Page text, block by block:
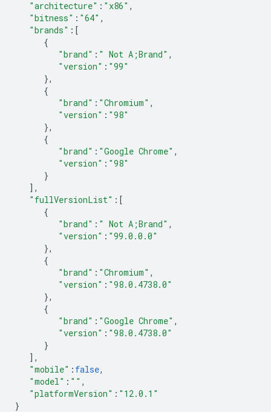
"architecture" : "x86" ,
"bitness" : "64" ,
"brands" : [
{
"brand" : " Not A;Brand" ,
"version" : "99"
},
{
"brand" : "Chromium" ,
"version" : "98"
},
{
"brand" : "Google Chrome" ,
"version" : "98"
}
],
"fullVersionList" : [
{
"brand" : " Not A;Brand" ,
"version" : "99.0.0.0"
},
{
"brand" : "Chromium" ,
"version" : "98.0.4738.0"
},
{
"brand" : "Google Chrome" ,
"version" : "98.0.4738.0"
}
],
"mobile" : false,
"model" : "" ,
"platformVersion" : "12.0.1"
}